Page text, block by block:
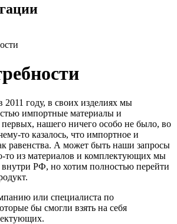
году, в своих изделиях мы
импортные материалы и
нашего ничего особо не было, во
то казалось, что импортное и
равенства. А может быть наши запросы
то из материалов и комплектующих мы
внутри РФ, но хотим полностью перейти
или специалиста по
бы смогли взять на себя